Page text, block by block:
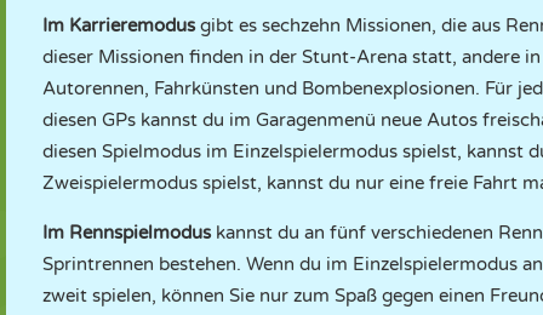
Im Karrieremodusgibt es sechzehn Missionen, die aus
dieser Missionen finden in der Stunt-Arena statt, andere
Autorennen, Fahrkünsten und Bombenexplosionen. Für
diesen GPs kannst du im Garagenmenü neue Autos
diesen Spielmodus im Einzelspielermodus spielst, kannst
Zweispielermodus spielst, kannst du nur eine freie Fahrt
Im Rennspielmoduskannst du an fünf verschiedenen
Sprintrennen bestehen. Wenn du im Einzelspielermodus
zweit spielen, können Sie nur zum Spaß gegen einen